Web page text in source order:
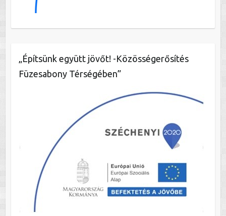
„Építsünk együtt jövőt! -Közösségerősítés
Füzesabony Térségében”